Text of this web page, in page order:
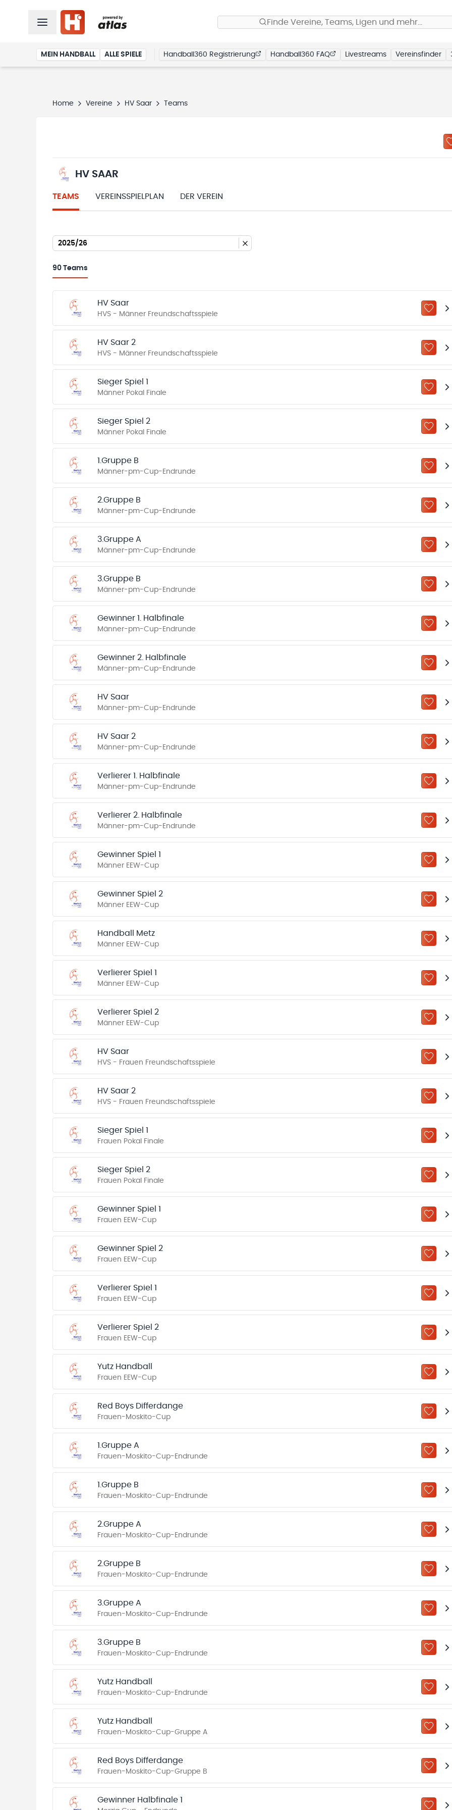
Finde Vereine, Teams, Ligen und mehr…
MEIN HANDBALL ALLE SPIELE Handball360 Registrierung Handball360 FAQ Livestreams Vereinsfinder
Home Vereine HV Saar Teams
HV SAAR
TEAMS VEREINSSPIELPLAN DER VEREIN
2025/26
90 Teams
HV Saar
HVS - Männer Freundschaftsspiele ZU
HV Saar 2
HVS - Männer Freundschaftsspiele ZU
Sieger Spiel 1
Männer Pokal Finale ZU
Sieger Spiel 2
Männer Pokal Finale ZU
1.Gruppe B
Männer-pm-Cup-Endrunde ZU
2.Gruppe B
Männer-pm-Cup-Endrunde ZU
3.Gruppe A
Männer-pm-Cup-Endrunde ZU
3.Gruppe B
Männer-pm-Cup-Endrunde ZU
Gewinner 1. Halbfinale
Männer-pm-Cup-Endrunde ZU
Gewinner 2. Halbfinale
Männer-pm-Cup-Endrunde ZU
HV Saar
Männer-pm-Cup-Endrunde ZU
HV Saar 2
Männer-pm-Cup-Endrunde ZU
Verlierer 1. Halbfinale
Männer-pm-Cup-Endrunde ZU
Verlierer 2. Halbfinale
Männer-pm-Cup-Endrunde ZU
Gewinner Spiel 1
Männer EEW-Cup ZU
Gewinner Spiel 2
Männer EEW-Cup ZU
Handball Metz
Männer EEW-Cup ZU
Verlierer Spiel 1
Männer EEW-Cup ZU
Verlierer Spiel 2
Männer EEW-Cup ZU
HV Saar
HVS - Frauen Freundschaftsspiele ZU
HV Saar 2
HVS - Frauen Freundschaftsspiele ZU
Sieger Spiel 1
Frauen Pokal Finale ZU
Sieger Spiel 2
Frauen Pokal Finale ZU
Gewinner Spiel 1
Frauen EEW-Cup ZU
Gewinner Spiel 2
Frauen EEW-Cup ZU
Verlierer Spiel 1
Frauen EEW-Cup ZU
Verlierer Spiel 2
Frauen EEW-Cup ZU
Yutz Handball
Frauen EEW-Cup ZU
Red Boys Differdange
Frauen-Moskito-Cup ZU
1.Gruppe A
Frauen-Moskito-Cup-Endrunde ZU
1.Gruppe B
Frauen-Moskito-Cup-Endrunde ZU
2.Gruppe A
Frauen-Moskito-Cup-Endrunde ZU
2.Gruppe B
Frauen-Moskito-Cup-Endrunde ZU
3.Gruppe A
Frauen-Moskito-Cup-Endrunde ZU
3.Gruppe B
Frauen-Moskito-Cup-Endrunde ZU
Yutz Handball
Frauen-Moskito-Cup-Endrunde ZU
Yutz Handball
Frauen-Moskito-Cup-Gruppe A ZU
Red Boys Differdange
Frauen-Moskito-Cup-Gruppe B ZU
Gewinner Halbfinale 1